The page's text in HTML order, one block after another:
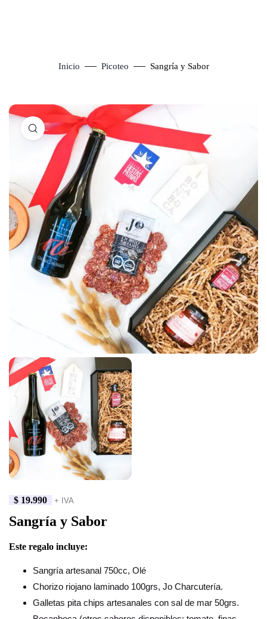
Inicio Picoteo Sangría y Sabor
Click to enlarge
$ 19.990 + IVA
Sangría y Sabor
Este regalo incluye:
Sangría artesanal 750cc, Olé
Chorizo riojano laminado 100grs, Jo Charcutería.
Galletas pita chips artesanales con sal de mar 50grs.